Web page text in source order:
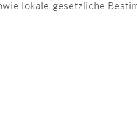
lokale gesetzliche